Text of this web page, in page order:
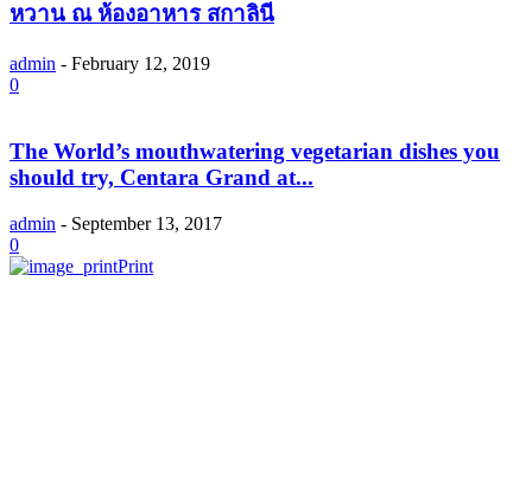
หวาน ณ ห้องอาหาร สกาลินี
admin - February 12, 2019
0
The World’s mouthwatering vegetarian dishes you
should try, Centara Grand at...
admin - September 13, 2017
0
Print